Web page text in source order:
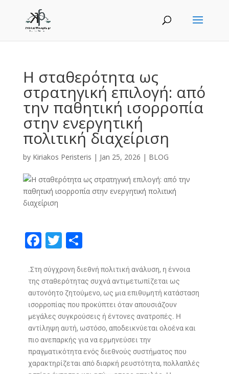
Η σταθερότητα ως
στρατηγική επιλογή: από
την παθητική ισορροπία
στην ενεργητική
πολιτική διαχείριση
by Kiriakos Peristeris | Jan 25, 2026 | BLOG
F
e
b
o
o
k
T
itt
er
S
ar
e
.Στη σύγχρονη διεθνή πολιτική ανάλυση, η έννοια
της σταθερότητας συχνά αντιμετωπίζεται ως
αυτονόητο ζητούμενο, ως μια επιθυμητή κατάσταση
ισορροπίας που προκύπτει όταν απουσιάζουν
μεγάλες συγκρούσεις ή έντονες ανατροπές. Η
αντίληψη αυτή, ωστόσο, αποδεικνύεται ολοένα και
πιο ανεπαρκής για να ερμηνεύσει την
πραγματικότητα ενός διεθνούς συστήματος που
χαρακτηρίζεται από διαρκή ρευστότητα, πολλαπλές